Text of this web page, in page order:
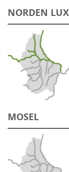
NORDEN
MOSEL